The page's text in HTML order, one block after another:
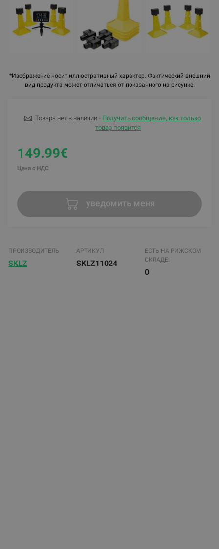
*Изображение носит иллюстративный характер. Фактический внешний
вид продукта может отличаться от показанного на рисунке.
Товара нет в наличии - Получить сообщение, как только
товар появится
149.99€
Цена с НДС
уведомить меня
ПРОИЗВОДИТЕЛЬ
SKLZ
АРТИКУЛ
SKLZ11024
ЕСТЬ НА РИЖСКОМ
СКЛАДЕ:
0